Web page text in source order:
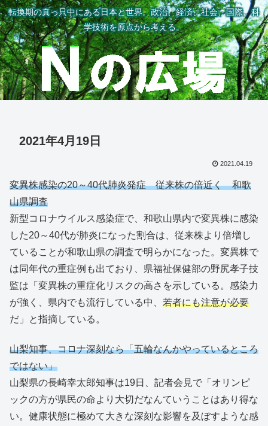
転換期の真っ只中にある日本と世界。政治、経済、社会、国際、科
学技術を原点から考える。
2021年4月19日
2021.04.19
変異株感染の20～40代肺炎発症 従来株の倍近く 和歌
山県調査
新型コロナウイルス感染症で、和歌山県内で変異株に感染
した20～40代が肺炎になった割合は、従来株より倍増し
ていることが和歌山県の調査で明らかになった。変異株で
は同年代の重症例も出ており、県福祉保健部の野尻孝子技
監は「変異株の重症化リスクの高さを示している。感染力
が強く、県内でも流行している中、 若者にも注意が必要
だ」と指摘している。
山梨知事、コロナ深刻なら「五輪なんかやっているところ
ではない」
山梨県の長崎幸太郎知事は19日、記者会見で「オリンピ
ックの方が県民の命より大切だなんていうことはあり得な
い。健康状態に極めて大きな深刻な影響を及ぼすような感